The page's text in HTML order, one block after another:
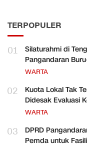
TERPOPULER
01
Silaturahmi di
Pangandaran
WARTA
02
Kuota Lokal Tak
Didesak Evaluasi
WARTA
03
DPRD
Pemda untuk